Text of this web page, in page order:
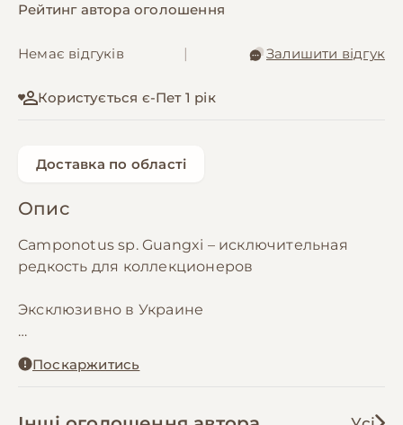
Рейтинг автора оголошення
Немає відгуків Залишити відгук
Користується є-Пет 1 рік
Доставка по області
Опис
Camponotus sp. Guangxi – исключительная
редкость для коллекционеров
Эксклюзивно в Украине
50х180мм
истинных ценителей – **Camponotus sp.
Поскаржитись